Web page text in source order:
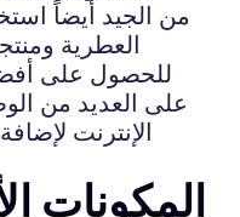
من الجيد أيضاً
العطرية
للحصول على أفضل
على العديد من
الإنترنت
المكونات